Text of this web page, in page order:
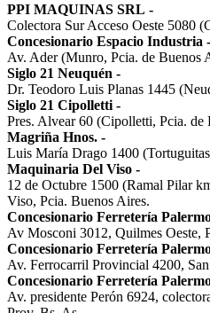
PPI MAQUINAS SRL -
Colectora Sur Acceso Oeste 5080
Concesionario Espacio Industria -
Av. Ader (Munro, Pcia. de Buenos
Siglo 21 Neuquén -
Dr. Teodoro Luis Planas 1445
Siglo 21 Cipolletti -
Pres. Alvear 60 (Cipolletti, Pcia. de
Magriña Hnos. -
Luis María Drago 1400
Maquinaria Del Viso -
12 de Octubre 1500 (Ramal Pilar
Viso, Pcia. Buenos Aires.
Concesionario Ferretería
Av Mosconi 3012, Quilmes Oeste,
Concesionario Ferretería
Av. Ferrocarril Provincial 4200,
Concesionario Ferretería
Av. presidente Perón 6924,